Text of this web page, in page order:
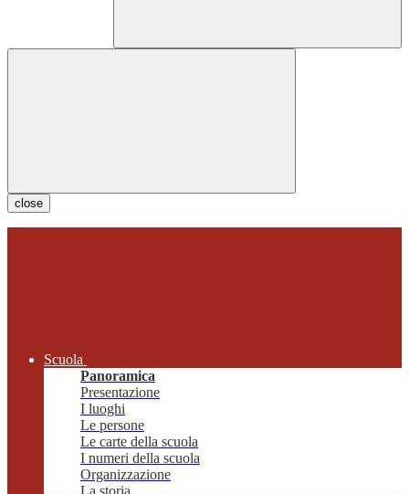
close
Scuola
Panoramica
Presentazione
I luoghi
Le persone
Le carte della scuola
I numeri della scuola
Organizzazione